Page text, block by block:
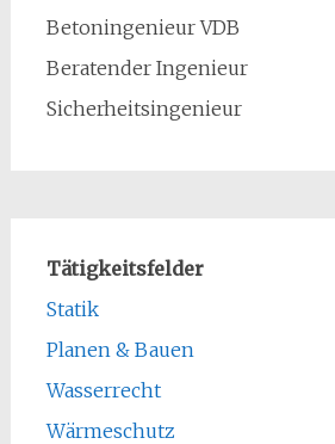
Betoningenieur VDB
Beratender Ingenieur
Sicherheitsingenieur
Tätigkeitsfelder
Statik
Planen & Bauen
Wasserrecht
Wärmeschutz